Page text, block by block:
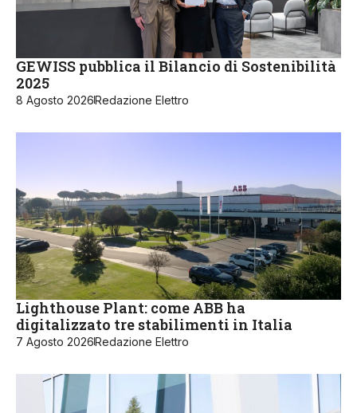
GEWISS pubblica il Bilancio di Sostenibilità
2025
8 Agosto 2026Redazione Elettro
Lighthouse Plant: come ABB ha
digitalizzato tre stabilimenti in Italia
7 Agosto 2026Redazione Elettro